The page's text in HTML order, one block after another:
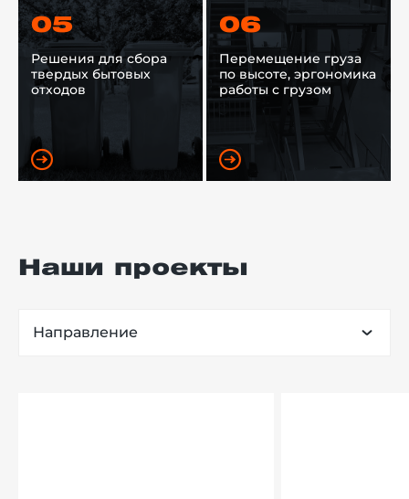
05
Решения для сбора
твердых бытовых
отходов
06
Перемещение груза
по высоте, эргономика
работы с грузом
Наши проекты
Направление